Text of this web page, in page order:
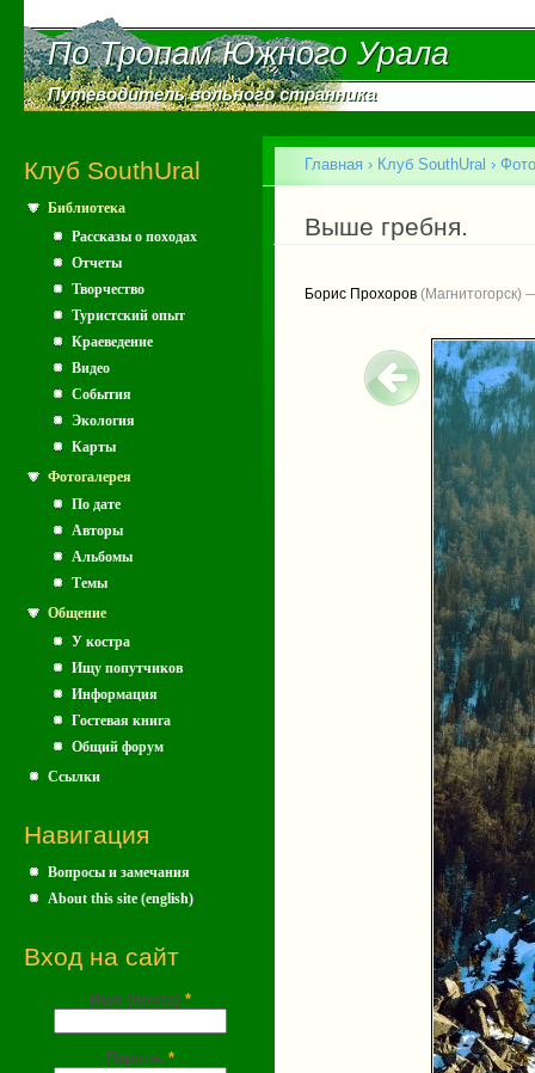
По Тропам Южного Урала
По Тропам Южного Урала
Путеводитель вольного странника
Путеводитель вольного странника
Клуб SouthUral
Библиотека
Рассказы о походах
Отчеты
Творчество
Туристский опыт
Краеведение
Видео
События
Экология
Карты
Фотогалерея
По дате
Авторы
Альбомы
Темы
Общение
У костра
Ищу попутчиков
Информация
Гостевая книга
Общий форум
Ссылки
Навигация
Вопросы и замечания
About this site (english)
Вход на сайт
Имя (почта) *
Пароль *
Вы здесь
Главная › Клуб SouthUral ›
Выше гребня.
Борис Прохоров (Магнитогорск)